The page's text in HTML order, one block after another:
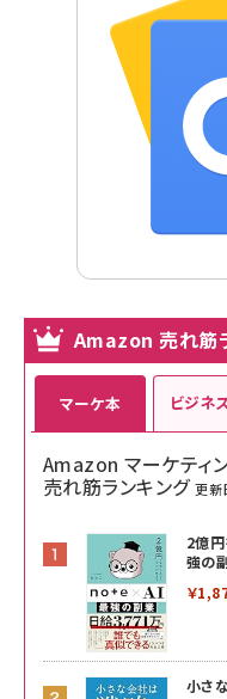
Amazon 売れ筋
マーケ本
Amazon マーケティ
売れ筋ランキング 更新
2億
強の
￥
小さ
ビジネ